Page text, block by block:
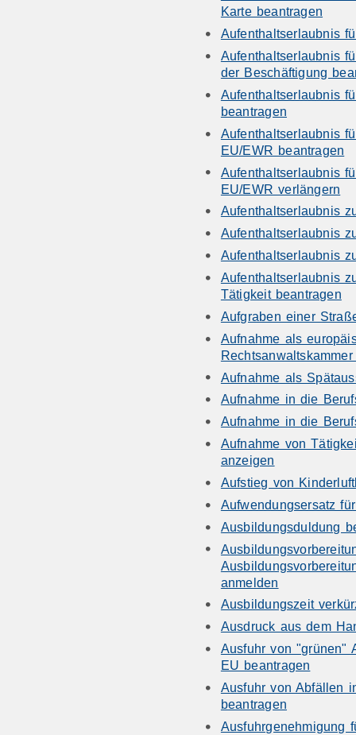
Karte beantragen
Aufenthaltserlaubnis
Aufenthaltserlaubnis
der Beschäftigung
Aufenthaltserlaubnis
beantragen
Aufenthaltserlaubnis
EU/EWR beantragen
Aufenthaltserlaubnis
EU/EWR verlängern
Aufenthaltserlaubnis
Aufenthaltserlaubnis
Aufenthaltserlaubnis
Aufenthaltserlaubnis
Tätigkeit beantragen
Aufgraben einer
Aufnahme als
Aufnahme als
Aufnahme in die
Aufnahme in die
Aufnahme von
anzeigen
Aufstieg von
Aufwendungsersatz
Ausbildungsduldung
anmelden
Ausbildungszeit
Ausdruck aus dem
Ausfuhr von "grünen"
EU beantragen
Ausfuhr von Abfällen
beantragen
Ausfuhrgenehmigung